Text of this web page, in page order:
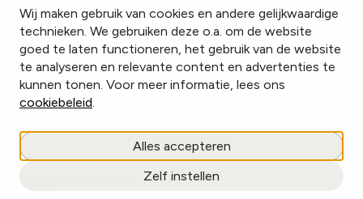
Wij maken gebruik van cookies en andere gelijkwaardige
technieken. We gebruiken deze o.a. om de website
goed te laten functioneren, het gebruik van de website
te analyseren en relevante content en advertenties te
kunnen tonen. Voor meer informatie, lees ons
cookiebeleid.
Alles accepteren
Zelf instellen
InstagramFacebookLinkedIn
Cookies beheren
Privacy policy
copyright © 2026 Events.nl